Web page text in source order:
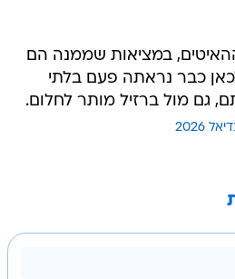
במציאות שממנה הם
כבר נראתה פעם בלתי
גם מול ברזיל מותר לחלום.
2026